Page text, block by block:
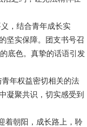
，结合青年成长实
坚实保障。团支书号召
底色。真挚的话语引发
年权益密切相关的法
凝聚共识，切实感受到
朝阳，成长路上，聆